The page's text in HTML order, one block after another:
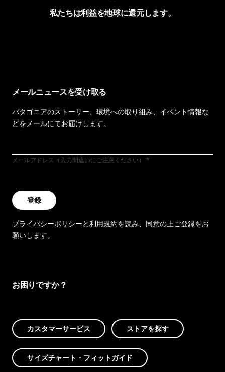
私たちは利益を地球に還元します。
メールニュースを受け取る
パタゴニアのストーリー、環境への取り組み、イベント情報な
どをメールにてお届けします。
メールアドレス（入力間違いにご注意ください）
登録
プライバシーポリシーと利用規約を読み、同意の上ご登録をお
願いします。
お困りですか？
カスタマーサービス ストアを探す
サイズチャート・フィットガイド